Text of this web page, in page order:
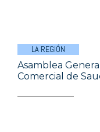
LA REGIÓN
Asamblea
Comercial de